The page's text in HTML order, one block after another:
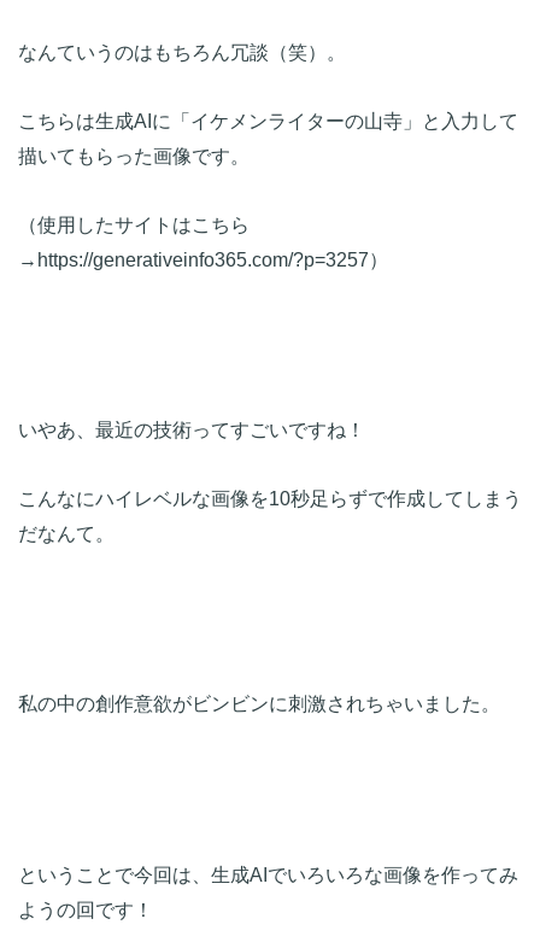
なんていうのはもちろん冗談（笑）。
こちらは生成AIに「イケメンライターの山寺」と入力して
描いてもらった画像です。
（使用したサイトはこちら
→https://generativeinfo365.com/?p=3257）
いやあ、最近の技術ってすごいですね！
こんなにハイレベルな画像を10秒足らずで作成してしまう
だなんて。
私の中の創作意欲がビンビンに刺激されちゃいました。
ということで今回は、生成AIでいろいろな画像を作ってみ
ようの回です！